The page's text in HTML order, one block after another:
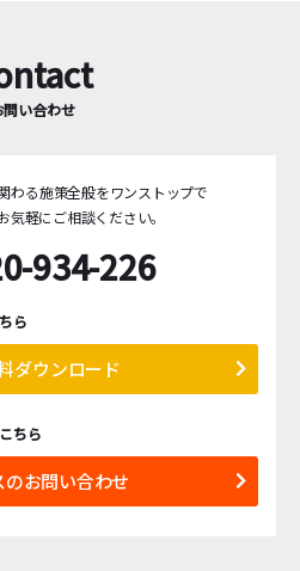
問い合わせ
わる施策全般をワンストップで
気軽にご相談ください。
934-226
ら
ダウンロード
ちら
のお問い合わせ